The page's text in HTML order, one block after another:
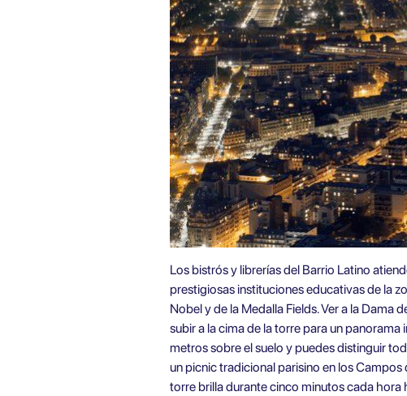
Los bistrós y librerías del Barrio Latino
prestigiosas instituciones educativas de la
Nobel y de la Medalla Fields. Ver a la Dama
subir a la cima de la torre para un
metros sobre el suelo y puedes distinguir
un picnic tradicional parisino en los Campos
torre brilla durante cinco minutos cada hora